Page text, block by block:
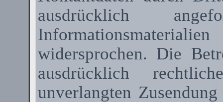
ausdrücklich
widersprochen. Die
ausdrücklich
unverlangten